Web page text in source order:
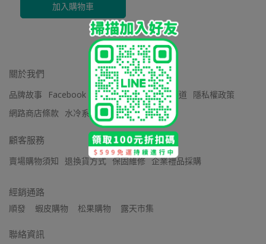
加入購物車
關於我們
品牌故事 Facebook 粉絲團 Youtube 官方頻道
隱私權政策
網路商店條款
水冷系列保固條款
顧客服務
賣場購物須知 退換貨方式 保固維修 企業禮品採購
經銷通路
順發    蝦皮購物    松果購物    露天市集
聯絡資訊